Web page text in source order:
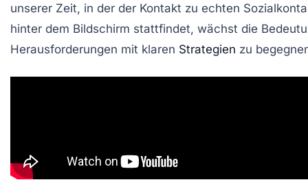
unserer Zeit, in der der Kontakt zu echten
hinter dem Bildschirm stattfindet, wächst die
Herausforderungen mit klaren Strategien zu